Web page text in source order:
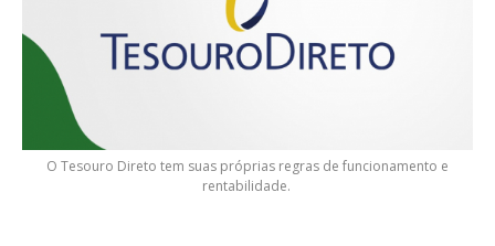
O Tesouro Direto tem suas próprias regras de funcionamento e
rentabilidade.